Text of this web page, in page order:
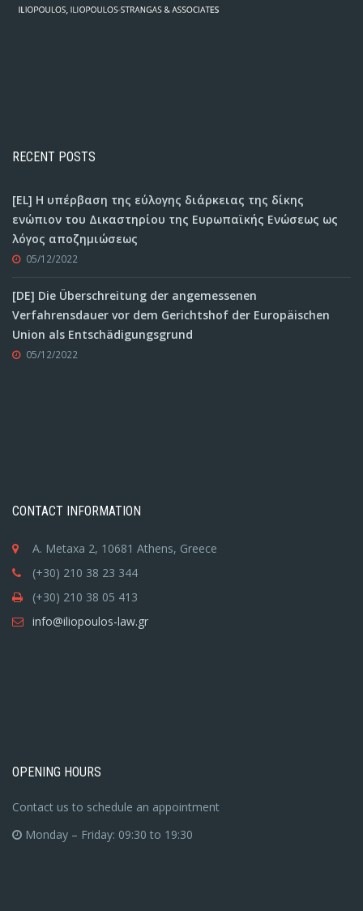
RECENT POSTS
[EL] Η υπέρβαση της εύλογης διάρκειας της δίκης
ενώπιον του Δικαστηρίου της Ευρωπαϊκής Ενώσεως ως
λόγος αποζημιώσεως
05/12/2022
[DE] Die Überschreitung der angemessenen
Verfahrensdauer vor dem Gerichtshof der Europäischen
Union als Entschädigungsgrund
05/12/2022
CONTACT INFORMATION
A. Metaxa 2, 10681 Athens, Greece
(+30) 210 38 23 344
(+30) 210 38 05 413
info@iliopoulos-law.gr
OPENING HOURS
Contact us to schedule an appointment
Monday – Friday: 09:30 to 19:30